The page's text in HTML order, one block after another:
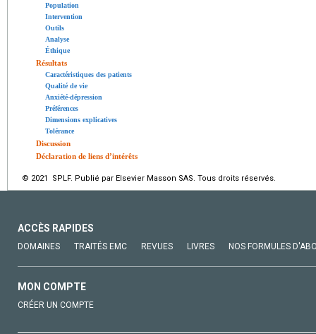
Population
Intervention
Outils
Analyse
Éthique
Résultats
Caractéristiques des patients
Qualité de vie
Anxiété-dépression
Préférences
Dimensions explicatives
Tolérance
Discussion
Déclaration de liens d’intérêts
© 2021 SPLF. Publié par Elsevier Masson SAS. Tous droits réservés.
ACCÈS RAPIDES
DOMAINES TRAITÉS EMC REVUES LIVRES NOS FORMULES
MON COMPTE
CRÉER UN COMPTE